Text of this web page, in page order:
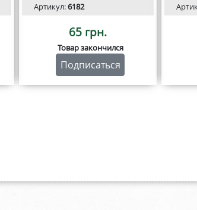
Артикул:6182
65 грн.
Товар закончился
Подписаться